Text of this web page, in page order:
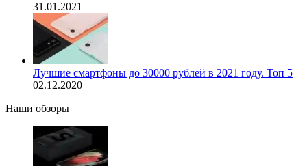
31.01.2021
Лучшие смартфоны до 30000 рублей в 2021 году. Топ 5
02.12.2020
Наши обзоры